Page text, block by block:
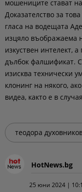
мошениците стават
Доказателство за
гласа на водещата
изцяло въображаема
изкуствен интелект,
дълбок фалшификат.
изисква технически
клонинг на някого,
видеа, както е в
теодора
HotNews.bg
25 юни 2024 |